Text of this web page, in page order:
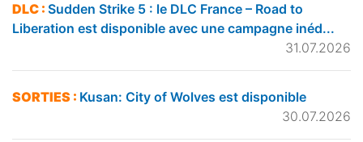
DLC : Sudden Strike 5 : le DLC France – Road to
Liberation est disponible avec une campagne inéd...
31.07.2026
SORTIES : Kusan: City of Wolves est disponible
30.07.2026